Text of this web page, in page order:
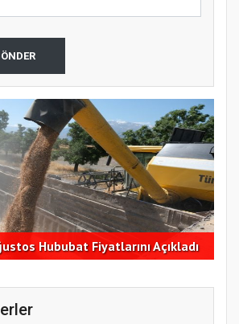
Hububat Fiyatlarını Açıkladı